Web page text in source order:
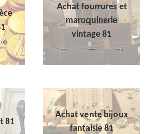
Achat fourrures et
maroquinerie
vintage 81
81
Achat vente bijoux
fantaisie 81